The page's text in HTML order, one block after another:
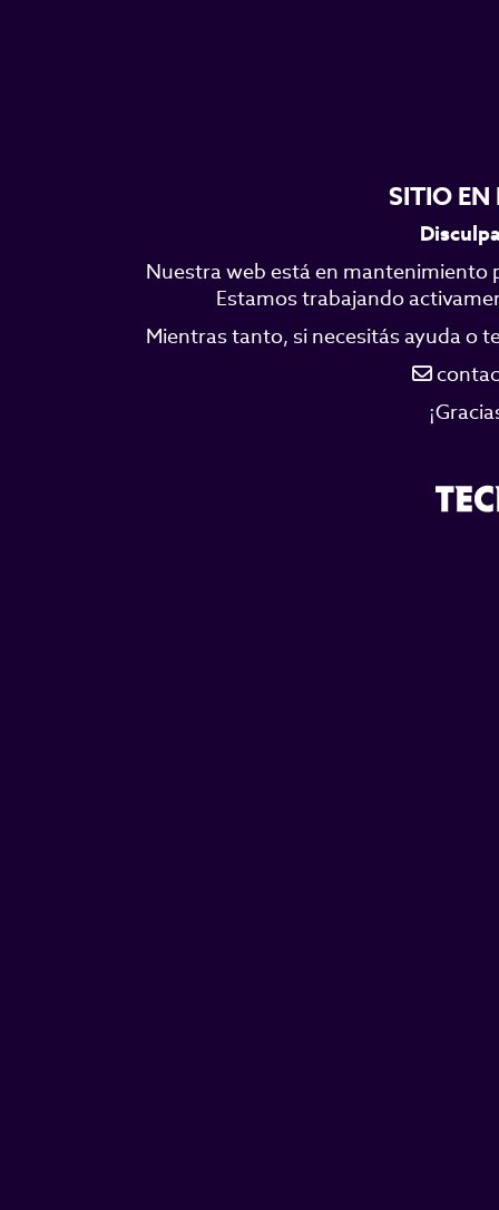
SITIO
Nuestra web está en mantenimiento
Estamos trabajando
Mientras tanto, si necesitás ayuda o